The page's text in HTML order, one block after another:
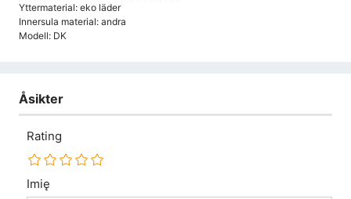
Yttermaterial: eko läder
Innersula material: andra
Modell: DK
Åsikter
Rating
Imię